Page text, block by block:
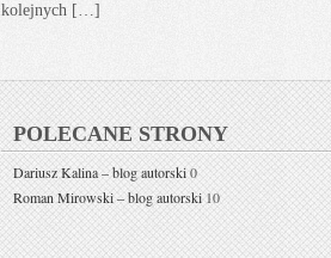
kolejnych […]
POLECANE STRONY
Dariusz Kalina – blog autorski0
Roman Mirowski – blog autorski 10